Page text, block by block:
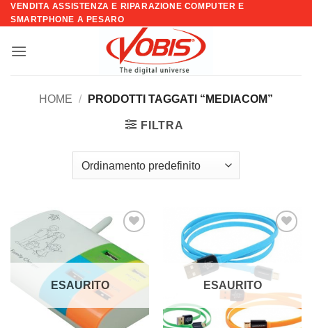
Salta
ai
VENDITA ASSISTENZA E RIPARAZIONE COMPUTER E
SMARTPHONE A PESARO
HOME / PRODOTTI TAGGATI “MEDIACOM”
FILTRA
Aggiungi
alla lista
dei
desideri
ESAURITO
Aggiungi
alla lista
desideri
ESAURITO